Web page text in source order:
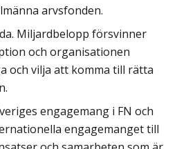
arvsfonden.
Miljardbelopp försvinner
och organisationen
och vilja att komma till rätta
engagemang i FN och
engagemanget till